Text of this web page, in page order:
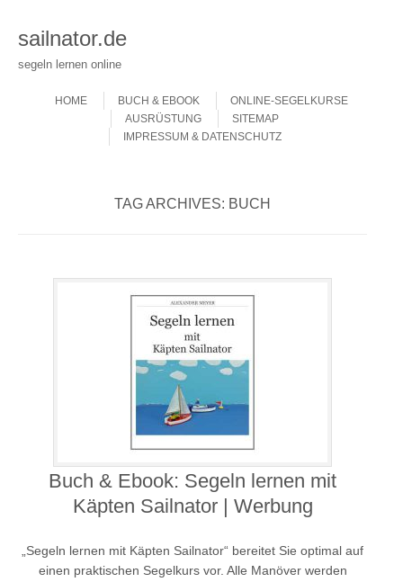
sailnator.de
segeln lernen online
MenuHOME
BUCH & EBOOK
ONLINE-SEGELKURSE
AUSRÜSTUNG
SITEMAP
IMPRESSUM & DATENSCHUTZ
TAG ARCHIVES: BUCH
Buch & Ebook: Segeln lernen mit
Käpten Sailnator | Werbung
„Segeln lernen mit Käpten Sailnator“ bereitet Sie optimal auf
einen praktischen Segelkurs vor. Alle Manöver werden